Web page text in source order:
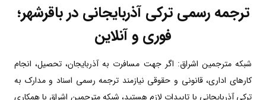
ترجمه رسمی ترکی آذربایجانی در باقرشهر؛
فوری و آنلاین
شبکه مترجمین اشراق: اگر جهت مسافرت به آذربایجان، تحصیل، انجام
کارهای اداری، قانونی و حقوقی نیازمند ترجمه رسمی اسناد و مدارک به
ترکی آذربایجانی با تاییدات لازم هستید، شبکه مترجمین اشراق با همکاری